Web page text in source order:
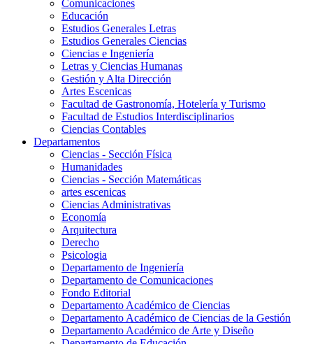
Comunicaciones
Educación
Estudios Generales Letras
Estudios Generales Ciencias
Ciencias e Ingeniería
Letras y Ciencias Humanas
Gestión y Alta Dirección
Artes Escenicas
Facultad de Gastronomía, Hotelería y Turismo
Facultad de Estudios Interdisciplinarios
Ciencias Contables
Departamentos
Ciencias - Sección Física
Humanidades
Ciencias - Sección Matemáticas
artes escenicas
Ciencias Administrativas
Economía
Arquitectura
Derecho
Psicologia
Departamento de Ingeniería
Departamento de Comunicaciones
Fondo Editorial
Departamento Académico de Ciencias
Departamento Académico de Ciencias de la Gestión
Departamento Académico de Arte y Diseño